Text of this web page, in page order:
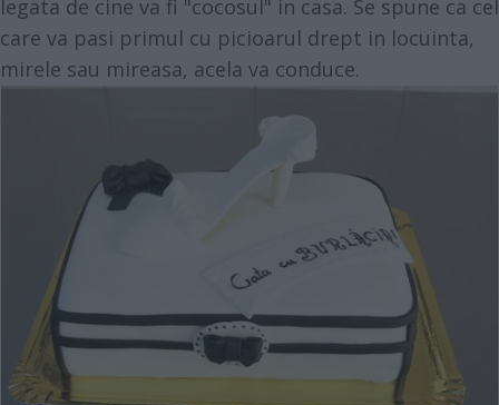
legata de cine va fi "cocosul" in casa. Se spune ca cel
care va pasi primul cu picioarul drept in locuinta,
mirele sau mireasa, acela va conduce.